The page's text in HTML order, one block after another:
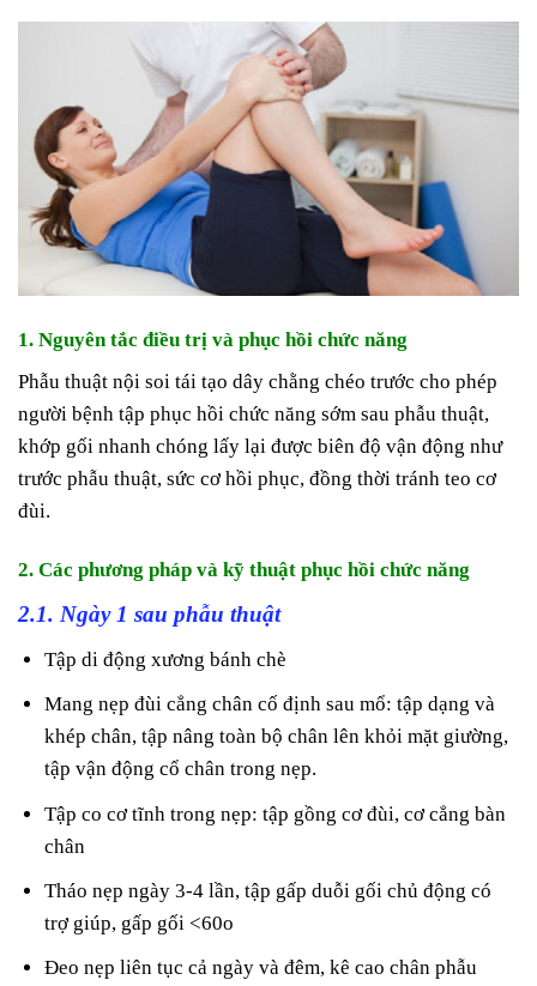
1. Nguyên tắc điều trị và phục hồi chức năng
Phẫu thuật nội soi tái tạo dây chằng chéo trước cho phép
người bệnh tập phục hồi chức năng sớm sau phẫu thuật,
khớp gối nhanh chóng lấy lại được biên độ vận động như
trước phẫu thuật, sức cơ hồi phục, đồng thời tránh teo cơ
đùi.
2. Các phương pháp và kỹ thuật phục hồi chức năng
2.1. Ngày 1 sau phẫu thuật
Tập di động xương bánh chè
Mang nẹp đùi cẳng chân cố định sau mổ: tập dạng và
khép chân, tập nâng toàn bộ chân lên khỏi mặt giường,
tập vận động cổ chân trong nẹp.
Tập co cơ tĩnh trong nẹp: tập gồng cơ đùi, cơ cẳng bàn
chân
Tháo nẹp ngày 3-4 lần, tập gấp duỗi gối chủ động có
trợ giúp, gấp gối <60o
Đeo nẹp liên tục cả ngày và đêm, kê cao chân phẫu